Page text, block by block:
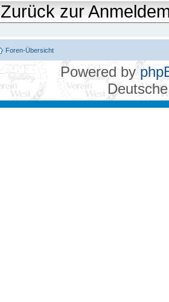
Zurück zur
Foren-Übersicht
Powered by